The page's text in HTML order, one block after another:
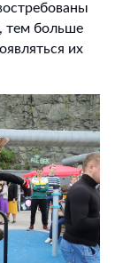
тем больше
их